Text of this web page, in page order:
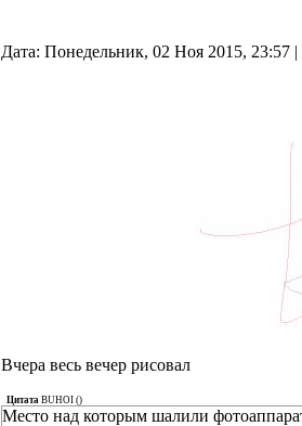
Дата: Понедельник, 02 Ноя 2015, 23:57
Вчера весь вечер рисовал
Цитата BUHOI ()
Место над которым шалили